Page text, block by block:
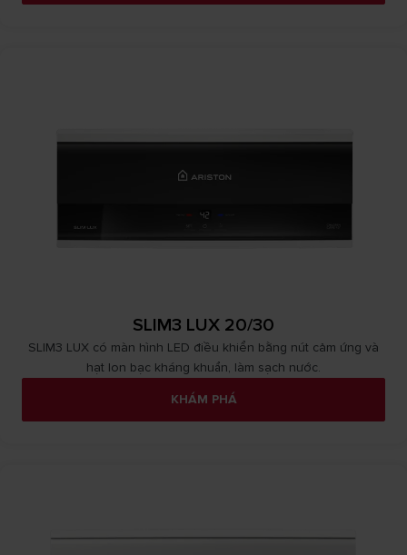
SLIM3 LUX 20/30
SLIM3 LUX có màn hình LED điều khiển bằng nút cảm ứng và
hạt Ion bạc kháng khuẩn, làm sạch nước.
KHÁM PHÁ